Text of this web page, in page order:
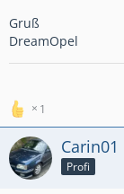
Gruß
DreamOpel
1
Carin01
Profi